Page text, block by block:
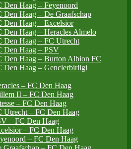
Den Haag – Feyenoord
Den Haag – De Graafschap
Den Haag – Excelsior
Den Haag – Heracles Almelo
Den Haag – FC Utrecht
Den Haag – PSV
Den Haag – Burton Albion FC
Den Haag – Genclerbirligi
– FC Den Haag
II – FC Den Haag
– FC Den Haag
Utrecht – FC Den Haag
– FC Den Haag
– FC Den Haag
– FC Den Haag